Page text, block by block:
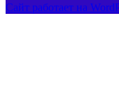
Сайт работает на